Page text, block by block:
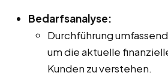
Bedarfsanalyse:
Durchführung
um die aktuelle
Kunden zu verstehen.